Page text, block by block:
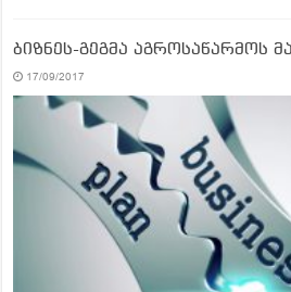
ბიზნეს-გეგმა აგროსაწარმოს
17/09/2017